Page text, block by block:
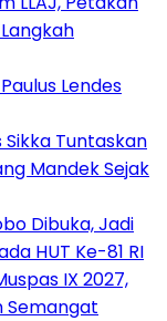
Lendes
Tuntaskan
Mandek Sejak
Dibuka, Jadi
HUT Ke-81 RI
IX 2027,
Semangat